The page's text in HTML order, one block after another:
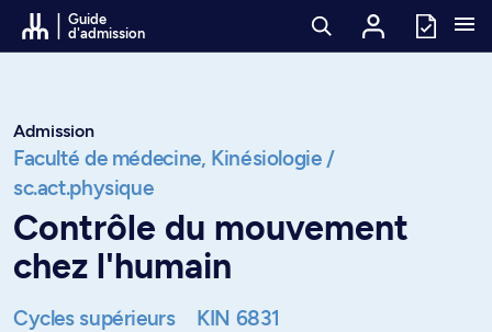
Passer au contenu
Guide
d'admission
Admission
Faculté de médecine, Kinésiologie /
sc.act.physique
Contrôle du mouvement
chez l'humain
Cycles supérieurs KIN 6831